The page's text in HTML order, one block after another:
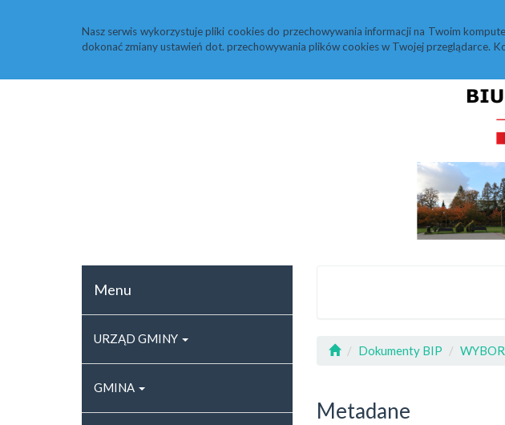
Nasz serwis wykorzystuje pliki cookies do przechowywania informacji na Twoim
dokonać zmiany ustawień dot. przechowywania plików cookies w Twojej przeglądarce.
Menu
URZĄD GMINY
GMINA
Dokumenty BIP
Metadane